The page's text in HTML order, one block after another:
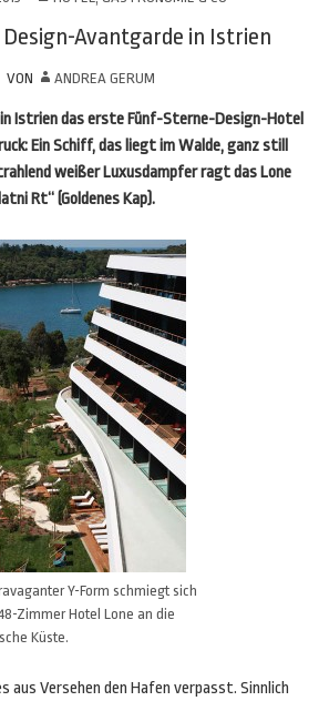
Avantgarde in Istrien
VON ANDREA GERUM
in Istrien das erste Fünf-Sterne-Design-Hotel
Ein Schiff, das liegt im Walde, ganz still
weißer Luxusdampfer ragt das Lone
Rt“ (Goldenes Kap).
Y-Form schmiegt sich
Zimmer Hotel Lone an die
Küste.
aus Versehen den Hafen verpasst. Sinnlich